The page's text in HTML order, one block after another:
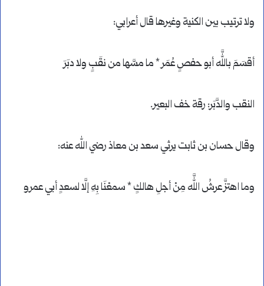
ولا ترتيب بين الكنية وغيرها قال أعرابي:
أقسَمَ باللَّه أبو حفصٍ عُمَر * ما مسَّها من نقَبٍ ولا دبَرَ
النقب والدَّبَر: رقة خف البعير.
وقال حسان بن ثابت يرثي سعد بن معاذ رضي الله عنه:
وما اهتزَّ عرشُ اللَّه مِنْ أجلِ هالكٍ * سمعْنَا بِهِ إلَّا لسعدٍ أبي عمرو